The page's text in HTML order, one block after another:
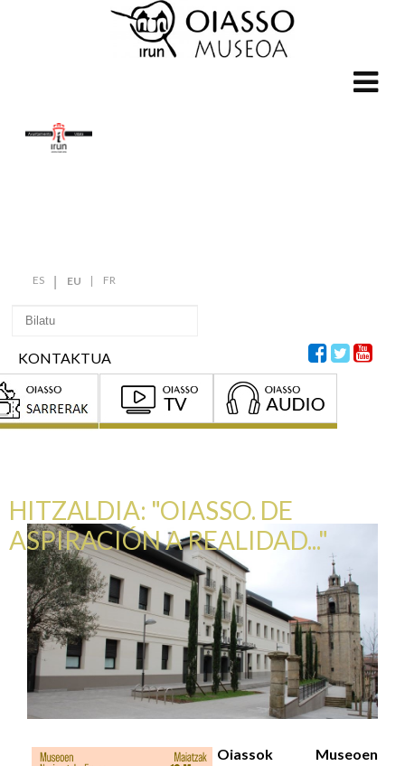
ES EU FR
KONTAKTUA
HITZALDIA: "OIASSO. DE
ASPIRACIÓN A REALIDAD..."
Oiassok Museoen